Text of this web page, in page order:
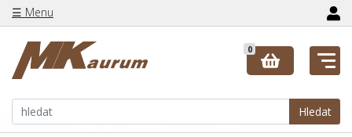
☰ Menu
Hledat
0